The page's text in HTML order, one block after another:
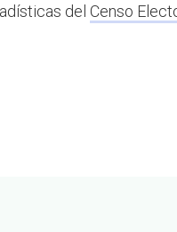
del Censo